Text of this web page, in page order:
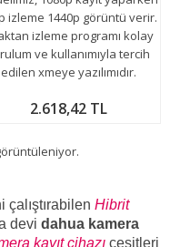
izleme 1440p görüntü verir.
izleme programı kolay
ve kullanımıyla tercih
edilen xmeye yazılımıdır.
2.618,42 TL
çalıştırabilen Hibrit
devi dahua kamera
kayıt cihazı çeşitleri